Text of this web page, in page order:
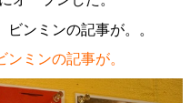
ミンの記事が。